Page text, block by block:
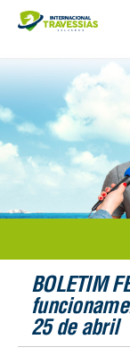
BOLETIM
25 de abril